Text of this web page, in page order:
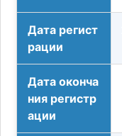
Дата регист
рации
Дата оконча
ния регистр
ации